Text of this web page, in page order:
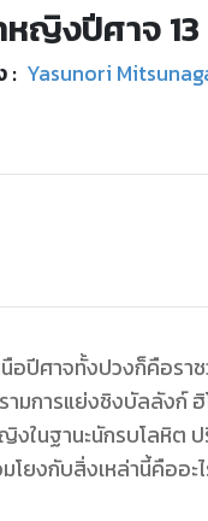
หญิงปีศาจ 13
: Yasunori
อปีศาจทั้งปวงก็คือร
มการแย่งชิงบัลลังก์
ฐานะนักรบโลหิต ป
งกับสิ่งเหล่านี้คืออะ
!"